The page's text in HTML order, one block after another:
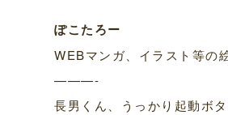
ぽこたろー
WEBマンガ、イラスト等の
———-
長男くん、うっかり起動ボ